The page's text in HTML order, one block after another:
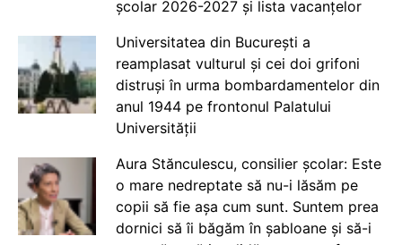
școlar 2026-2027 și lista vacanțelor
Universitatea din București a
reamplasat vulturul și cei doi grifoni
distruși în urma bombardamentelor din
anul 1944 pe frontonul Palatului
Universității
Aura Stănculescu, consilier școlar: Este
o mare nedreptate să nu-i lăsăm pe
copii să fie așa cum sunt. Suntem prea
dornici să îi băgăm în șabloane și să-i